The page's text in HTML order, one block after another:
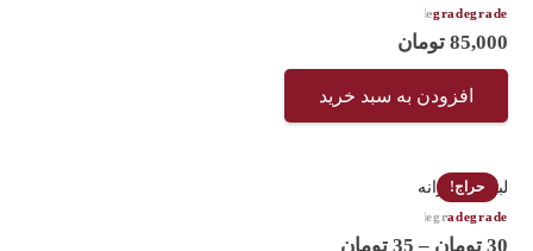
از 5
85,000 تومان
افزودن به سبد خرید
حراج!
لباس دخترانه
3.75
30 تومان –
35 تومان